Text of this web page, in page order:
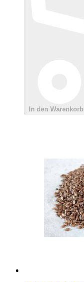
In den Warenkorb